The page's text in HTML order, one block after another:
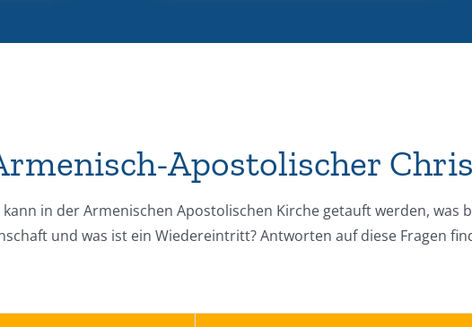
Apostolischer
in der Armenischen Apostolischen Kirche getauft werden,
und was ist ein Wiedereintritt? Antworten auf diese Fragen